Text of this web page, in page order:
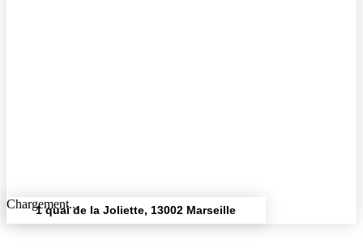
Chargement...
1 quai de la Joliette, 13002 Marseille